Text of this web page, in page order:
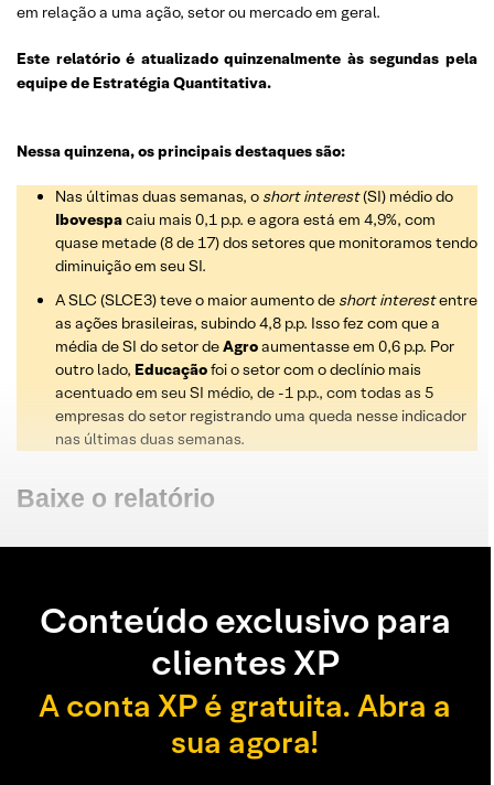
em relação a uma ação, setor ou mercado em geral.
Este relatório é atualizado quinzenalmente às segundas pela
equipe de Estratégia Quantitativa.
Nessa quinzena, os principais destaques são:
Nas últimas duas semanas, o short interest(SI) médio do
Ibovespacaiu mais 0,1 p.p. e agora está em 4,9%, com
quase metade (8 de 17) dos setores que monitoramos tendo
diminuição em seu SI.
A SLC (SLCE3) teve o maior aumento de short interestentre
as ações brasileiras, subindo 4,8 p.p. Isso fez com que a
média de SI do setor deAgroaumentasse em 0,6 p.p. Por
outro lado, Educaçãofoi o setor com o declínio mais
acentuado em seu SI médio, de -1 p.p., com todas as 5
empresas do setor registrando uma queda nesse indicador
nas últimas duas semanas.
Baixe o relatório
Conteúdo exclusivo para
clientes XP
A conta XP é gratuita. Abra a
sua agora!